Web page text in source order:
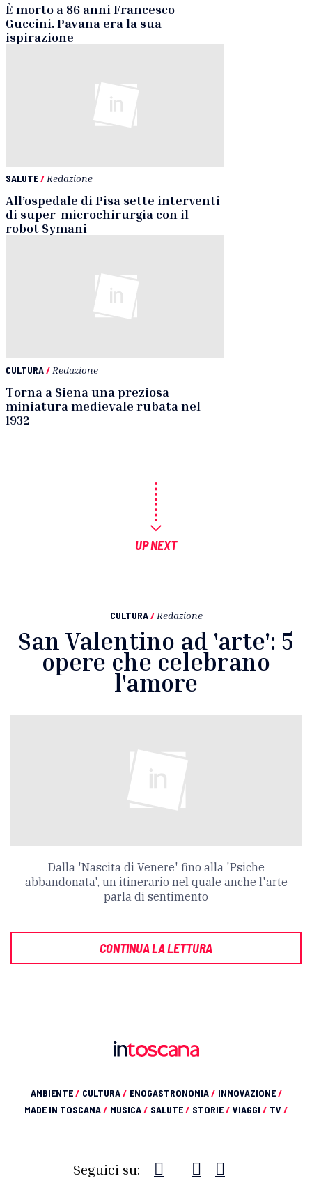
È morto a 86 anni Francesco
Guccini. Pavana era la sua
ispirazione
SALUTE/ Redazione
All’ospedale di Pisa sette interventi
di super-microchirurgia con il
robot Symani
CULTURA/ Redazione
Torna a Siena una preziosa
miniatura medievale rubata nel
1932
UP NEXT
CULTURA / Redazione
San Valentino ad 'arte': 5
opere che celebrano
l'amore
Dalla 'Nascita di Venere' fino alla 'Psiche
abbandonata', un itinerario nel quale anche l'arte
parla di sentimento
CONTINUA LA LETTURA
AMBIENTE/ CULTURA/ ENOGASTRONOMIA/ INNOVAZIONE/
MADE IN TOSCANA/ MUSICA/ SALUTE/ STORIE/ VIAGGI / TV /
Seguici su: